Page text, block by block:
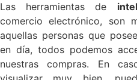
Las herramientas de
comercio electrónico, son
aquellas personas que
en día, todos podemos
nuestras compras. En